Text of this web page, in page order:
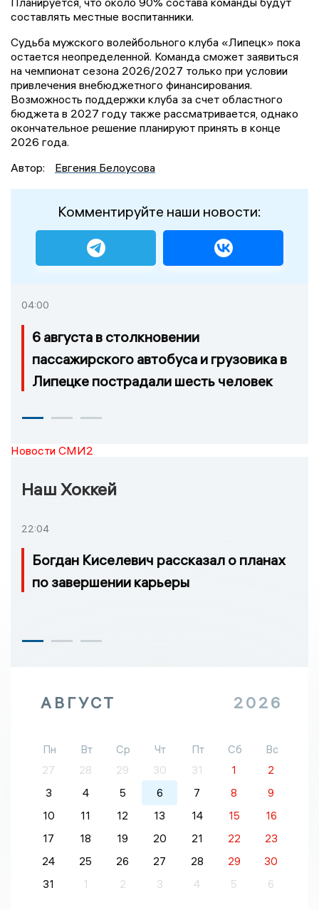
составлять местные воспитанники.
Судьба мужского волейбольного клуба «Липецк» пока
остается неопределенной. Команда сможет заявиться
на чемпионат сезона 2026/2027 только при условии
привлечения внебюджетного финансирования.
Возможность поддержки клуба за счет областного
бюджета в 2027 году также рассматривается, однако
окончательное решение планируют принять в конце
2026 года.
Автор:
Евгения Белоусова
Комментируйте наши новости:
04:00
6 августа в столкновении
пассажирского автобуса и грузовика в
Липецке пострадали шесть человек
Новости СМИ2
Наш Хоккей
22:04
Богдан Киселевич рассказал о планах
по завершении карьеры
АВГУСТ 2026
Пн Вт Ср Чт Пт Сб
Вс
27
28 29 30 31 1
2
3
4 5 6 7 8
9
10
11 12 13 14 15
16
17
18 19 20 21 22
23
24
25 26 27 28 29
30
31
1 2 3 4 5 6